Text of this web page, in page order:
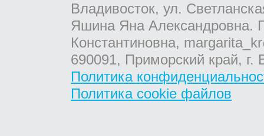
Владивосток, ул.
Яшина Яна Александровна.
Константиновна,
690091, Приморский край,
Политика
Политика cookie файлов